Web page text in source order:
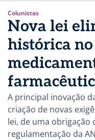
Colunistas
Nova lei
histórica
A principal inovação
criação de novas
lei, de uma obrigação
regulamentação da